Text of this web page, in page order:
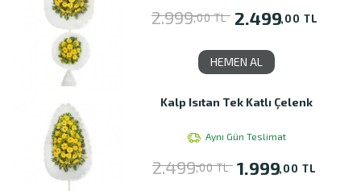
2.999,00 TL 2.499,00 TL
HEMEN AL
Kalp Isıtan Tek Katlı Çelenk
Aynı Gün Teslimat
2.499,00 TL 1.999,00 TL